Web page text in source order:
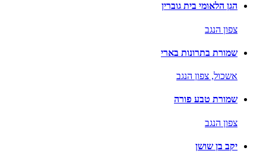
הגן הלאומי בית גוברין
צפון הנגב
שמורת בתרונות בארי
אשכול, צפון הנגב
שמורת טבע פורה
צפון הנגב
יקב בן שושן